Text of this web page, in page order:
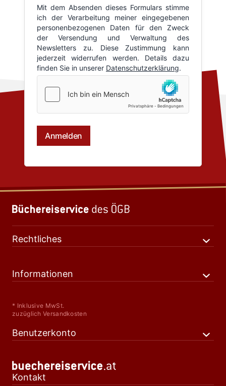
Rechtliches
Informationen
* Inklusive MwSt.
zuzüglich Versandkosten
Benutzerkonto
Kontakt